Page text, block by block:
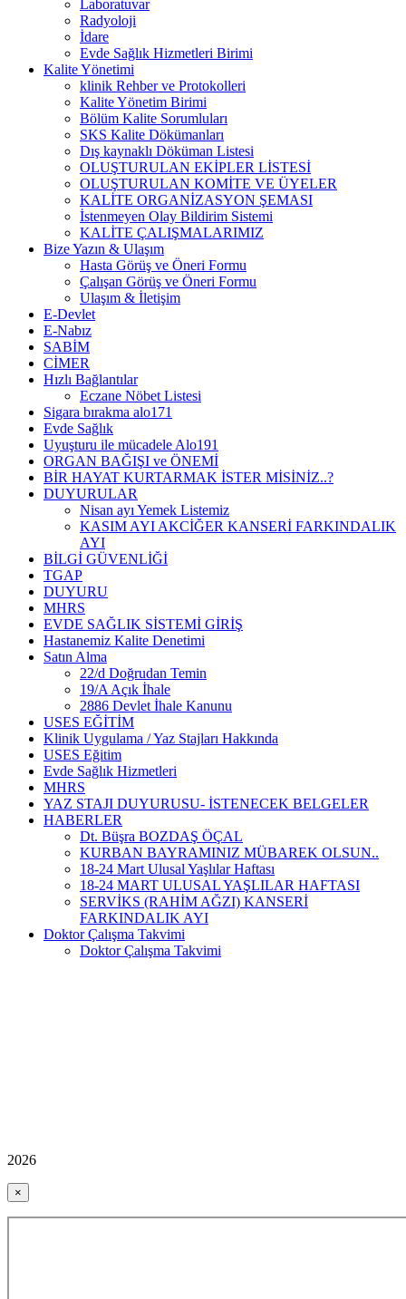
Laboratuvar
Radyoloji
İdare
Evde Sağlık Hizmetleri Birimi
Kalite Yönetimi
klinik Rehber ve Protokolleri
Kalite Yönetim Birimi
Bölüm Kalite Sorumluları
SKS Kalite Dökümanları
Dış kaynaklı Döküman Listesi
OLUŞTURULAN EKİPLER LİSTESİ
OLUŞTURULAN KOMİTE VE ÜYELER
KALİTE ORGANİZASYON ŞEMASI
İstenmeyen Olay Bildirim Sistemi
KALİTE ÇALIŞMALARIMIZ
Bize Yazın & Ulaşım
Hasta Görüş ve Öneri Formu
Çalışan Görüş ve Öneri Formu
Ulaşım & İletişim
E-Devlet
E-Nabız
SABİM
CİMER
Hızlı Bağlantılar
Eczane Nöbet Listesi
Sigara bırakma alo171
Evde Sağlık
Uyuşturu ile mücadele Alo191
ORGAN BAĞIŞI ve ÖNEMİ
BİR HAYAT KURTARMAK İSTER MİSİNİZ..?
DUYURULAR
Nisan ayı Yemek Listemiz
KASIM AYI AKCİĞER KANSERİ FARKINDALIK
AYI
BİLGİ GÜVENLİĞİ
TGAP
DUYURU
MHRS
EVDE SAĞLIK SİSTEMİ GİRİŞ
Hastanemiz Kalite Denetimi
Satın Alma
22/d Doğrudan Temin
19/A Açık İhale
2886 Devlet İhale Kanunu
USES EĞİTİM
Klinik Uygulama / Yaz Stajları Hakkında
USES Eğitim
Evde Sağlık Hizmetleri
MHRS
YAZ STAJI DUYURUSU- İSTENECEK BELGELER
HABERLER
Dt. Büşra BOZDAŞ ÖÇAL
KURBAN BAYRAMINIZ MÜBAREK OLSUN..
18-24 Mart Ulusal Yaşlılar Haftası
18-24 MART ULUSAL YAŞLILAR HAFTASI
SERVİKS (RAHİM AĞZI) KANSERİ
FARKINDALIK AYI
Doktor Çalışma Takvimi
Doktor Çalışma Takvimi
2026
×